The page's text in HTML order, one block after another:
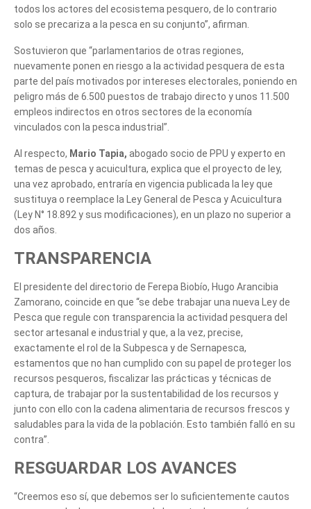
todos los actores del ecosistema pesquero, de lo contrario
solo se precariza a la pesca en su conjunto”, afirman.
Sostuvieron que “parlamentarios de otras regiones,
nuevamente ponen en riesgo a la actividad pesquera de esta
parte del país motivados por intereses electorales, poniendo en
peligro más de 6.500 puestos de trabajo directo y unos 11.500
empleos indirectos en otros sectores de la economía
vinculados con la pesca industrial”.
Al respecto, Mario Tapia, abogado socio de PPU y experto en
temas de pesca y acuicultura, explica que el proyecto de ley,
una vez aprobado, entraría en vigencia publicada la ley que
sustituya o reemplace la Ley General de Pesca y Acuicultura
(Ley N° 18.892 y sus modificaciones), en un plazo no superior a
dos años.
TRANSPARENCIA
El presidente del directorio de Ferepa Biobío, Hugo Arancibia
Zamorano, coincide en que “se debe trabajar una nueva Ley de
Pesca que regule con transparencia la actividad pesquera del
sector artesanal e industrial y que, a la vez, precise,
exactamente el rol de la Subpesca y de Sernapesca,
estamentos que no han cumplido con su papel de proteger los
recursos pesqueros, fiscalizar las prácticas y técnicas de
captura, de trabajar por la sustentabilidad de los recursos y
junto con ello con la cadena alimentaria de recursos frescos y
saludables para la vida de la población. Esto también falló en su
contra”.
RESGUARDAR LOS AVANCES
“Creemos eso sí, que debemos ser lo suficientemente cautos